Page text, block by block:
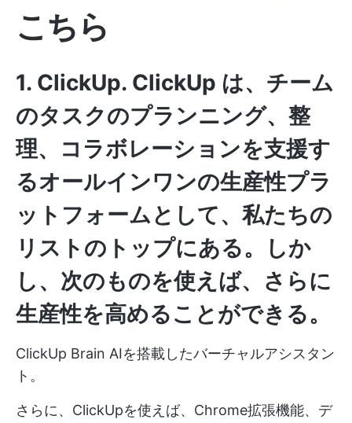
こちら
1. ClickUp. ClickUp は、チーム
のタスクのプランニング、整
理、コラボレーションを支援す
るオールインワンの生産性プラ
ットフォームとして、私たちの
リストのトップにある。しか
し、次のものを使えば、さらに
生産性を高めることができる。
ClickUp Brain AIを搭載したバーチャルアシスタン
ト。
さらに、ClickUpを使えば、Chrome拡張機能、デ